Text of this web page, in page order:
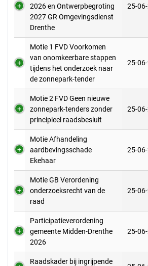
2026 en Ontwerpbegroting
2027 GR Omgevingsdienst
Drenthe
25-
Motie 1 FVD Voorkomen
van onomkeerbare stappen
tijdens het onderzoek naar
de zonnepark-tender
25-
Motie 2 FVD Geen nieuwe
zonnepark-tenders zonder
principieel raadsbesluit
25-
Motie Afhandeling
aardbevingsschade
Ekehaar
25-
Motie GB Verordening
onderzoeksrecht van de
raad
25-
Participatieverordening
gemeente Midden-Drenthe
2026
25-
Raadskader bij ingrijpende